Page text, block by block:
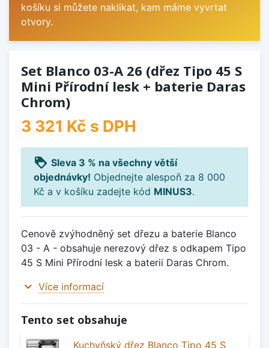
košíku si můžete naklikat, kam máme vyvrtat
otvory.
Set Blanco 03-A 26 (dřez Tipo 45 S
Mini Přírodní lesk + baterie Daras
Chrom)
3 321 Kč s DPH
loyalty Sleva 3 % na všechny větší
objednávky! Objednejte alespoň za 8 000
Kč a v košíku zadejte kód MINUS3.
Cenově zvýhodněný set dřezu a baterie Blanco
03 - A - obsahuje nerezový dřez s odkapem Tipo
45 S Mini Přírodní lesk a baterii Daras Chrom.
expand_more Více informací
Tento set obsahuje
Kuchyňský dřez Blanco Tipo 45 S